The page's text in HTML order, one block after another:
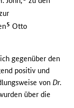
5 Otto
gegenüber den
positiv und
vonDr.
über die